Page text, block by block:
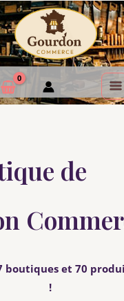
de
boutiques et 70
!